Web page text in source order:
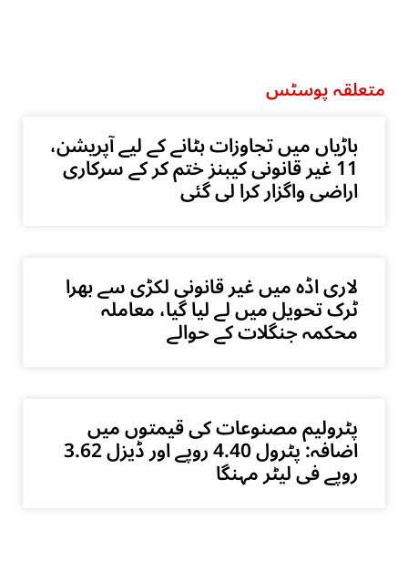
متعلقہ پوسٹس
باڑیاں میں تجاوزات ہٹانے کے لیے آپریشن،
11 غیر قانونی کیبنز ختم کر کے سرکاری
اراضی واگزار کرا لی گئی
لاری اڈہ میں غیر قانونی لکڑی سے بھرا
ٹرک تحویل میں لے لیا گیا، معاملہ
محکمہ جنگلات کے حوالے
پٹرولیم مصنوعات کی قیمتوں میں
اضافہ: پٹرول 4.40 روپے اور ڈیزل 3.62
روپے فی لیٹر مہنگا